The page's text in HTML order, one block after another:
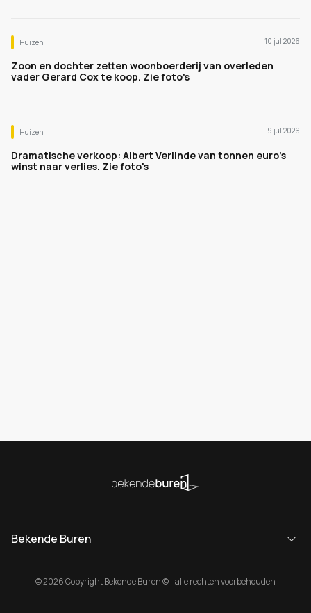
Huizen 10 jul 2026
Zoon en dochter zetten woonboerderij van overleden
vader Gerard Cox te koop. Zie foto's
Huizen 9 jul 2026
Dramatische verkoop: Albert Verlinde van tonnen euro's
winst naar verlies. Zie foto's
Bekende Buren
© 2026 Copyright Bekende Buren © - alle rechten voorbehouden